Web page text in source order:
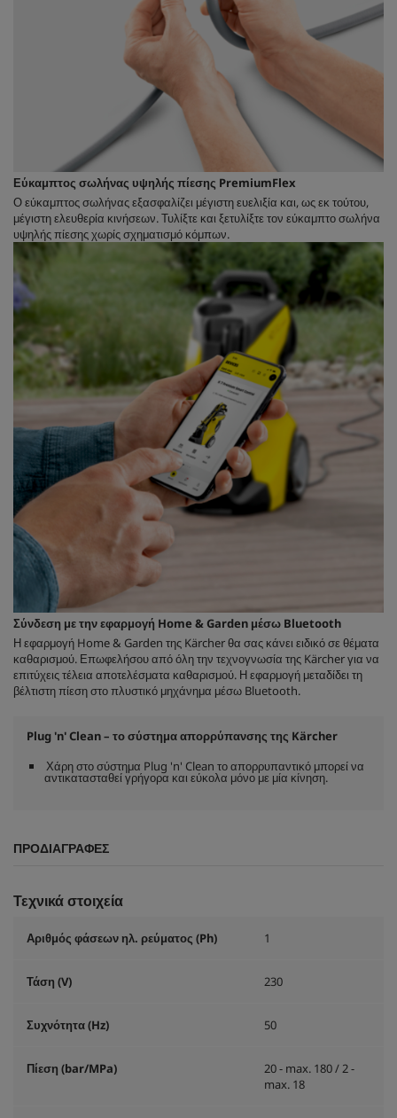
Εύκαμπτος σωλήνας υψηλής πίεσης PremiumFlex
Ο εύκαμπτος σωλήνας εξασφαλίζει μέγιστη ευελιξία και, ως εκ τούτου,
μέγιστη ελευθερία κινήσεων. Τυλίξτε και ξετυλίξτε τον εύκαμπτο σωλήνα
υψηλής πίεσης χωρίς σχηματισμό κόμπων.
Σύνδεση με την εφαρμογή Home & Garden μέσω Bluetooth
Η εφαρμογή Home & Garden της Kärcher θα σας κάνει ειδικό σε θέματα
καθαρισμού. Επωφελήσου από όλη την τεχνογνωσία της Kärcher για να
επιτύχεις τέλεια αποτελέσματα καθαρισμού. Η εφαρμογή μεταδίδει τη
βέλτιστη πίεση στο πλυστικό μηχάνημα μέσω Bluetooth.
Plug 'n' Clean – το σύστημα απορρύπανσης της Kärcher
Χάρη στο σύστημα Plug 'n' Clean το απορρυπαντικό μπορεί να
αντικατασταθεί γρήγορα και εύκολα μόνο με μία κίνηση.
ΠΡΟΔΙΑΓΡΑΦΈΣ
Τεχνικά στοιχεία
Αριθμός φάσεων ηλ. ρεύματος (Ph) 1
Τάση (V) 230
Συχνότητα (Hz) 50
Πίεση (bar/MPa)
20 - max. 180 / 2 -
max. 18